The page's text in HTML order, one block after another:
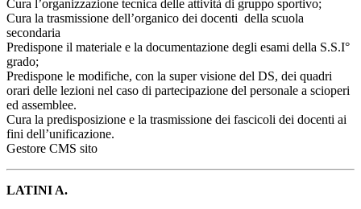
Cura l’organizzazione tecnica delle attività di gruppo sportivo;
Cura la trasmissione dell’organico dei docenti della scuola
secondaria
Predispone il materiale e la documentazione degli esami della S.S.I°
grado;
Predispone le modifiche, con la super visione del DS, dei quadri
orari delle lezioni nel caso di partecipazione del personale a scioperi
ed assemblee.
Cura la predisposizione e la trasmissione dei fascicoli dei docenti ai
fini dell’unificazione.
Gestore CMS sito
LATINI A.